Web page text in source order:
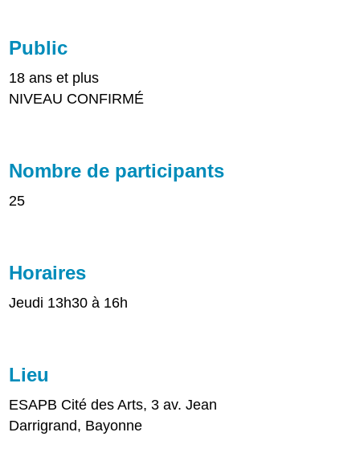
Public
18 ans et plus
NIVEAU CONFIRMÉ
Nombre de participants
25
Horaires
Jeudi 13h30 à 16h
Lieu
ESAPB Cité des Arts, 3 av. Jean
Darrigrand, Bayonne